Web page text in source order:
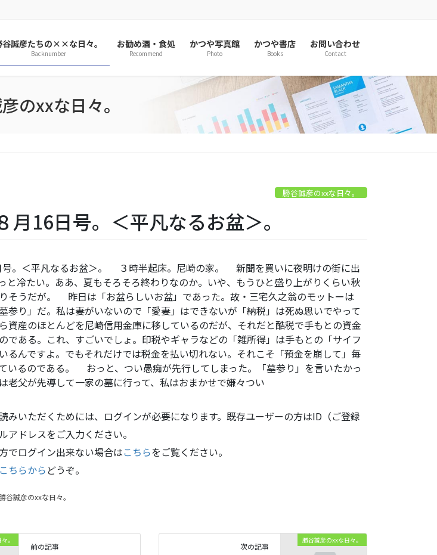
谷誠彦たちの××な日々。
Backnumber
お勧め酒・食処
Recommend
かつや写真館
Photo
かつや書店
Books
お問い合わせ
Contact
のxxな日々。
勝谷誠彦のxxな日々。
月16日号。＜平凡なるお盆＞。
号。＜平凡なるお盆＞。 ３時半起床。尼崎の家。 新聞を買いに夜明けの街に出
と冷たい。ああ、夏もそろそろ終わりなのか。いや、もうひと盛り上がりくらい秋
そうだが。 昨日は「お盆らしいお盆」であった。故・三宅久之翁のモットーは
参り」だ。私は妻がいないので「愛妻」はできないが「納税」は死ぬ思いでやって
資産のほとんどを尼崎信用金庫に移しているのだが、それだと酷税で手もとの資金
である。これ、すごいでしょ。印税やギャラなどの「雑所得」は手もとの「サイフ
るんですよ。でもそれだけでは税金を払い切れない。それこそ「預金を崩して」毎
いるのである。 おっと、つい愚痴が先行してしまった。「墓参り」を言いたかっ
老父が先導して一家の墓に行って、私はおまかせで嫌々つい
みいただくためには、ログインが必要になります。既存ユーザーの方はID（ご登録
アドレスをご入力ください。
でログイン出来ない場合はこちらをご覧ください。
こちらから どうぞ。
谷誠彦のxxな日々。
。
前の記事
勝谷誠彦のxxな日々。
次の記事